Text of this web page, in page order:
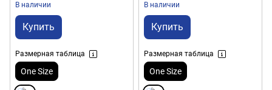
В наличии
Купить
Размерная таблица
One Size
В наличии
Купить
Размерная таблица
One Size